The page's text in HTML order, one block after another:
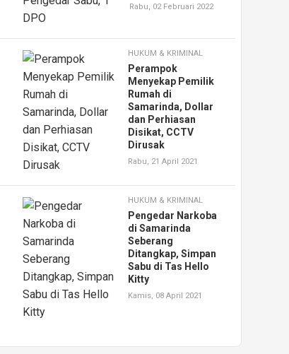
Rabu, 02 Februari 2022
HUKUM & KRIMINAL
Perampok
Menyekap Pemilik
Rumah di
Samarinda, Dollar
dan Perhiasan
Disikat, CCTV
Dirusak
Rabu, 21 April 2021
HUKUM & KRIMINAL
Pengedar Narkoba
di Samarinda
Seberang
Ditangkap, Simpan
Sabu di Tas Hello
Kitty
Kamis, 08 April 2021